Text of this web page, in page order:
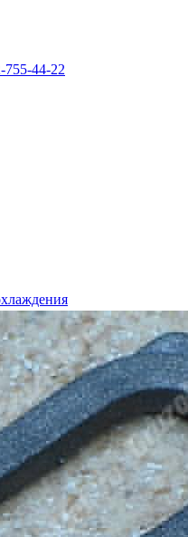
755-44-22